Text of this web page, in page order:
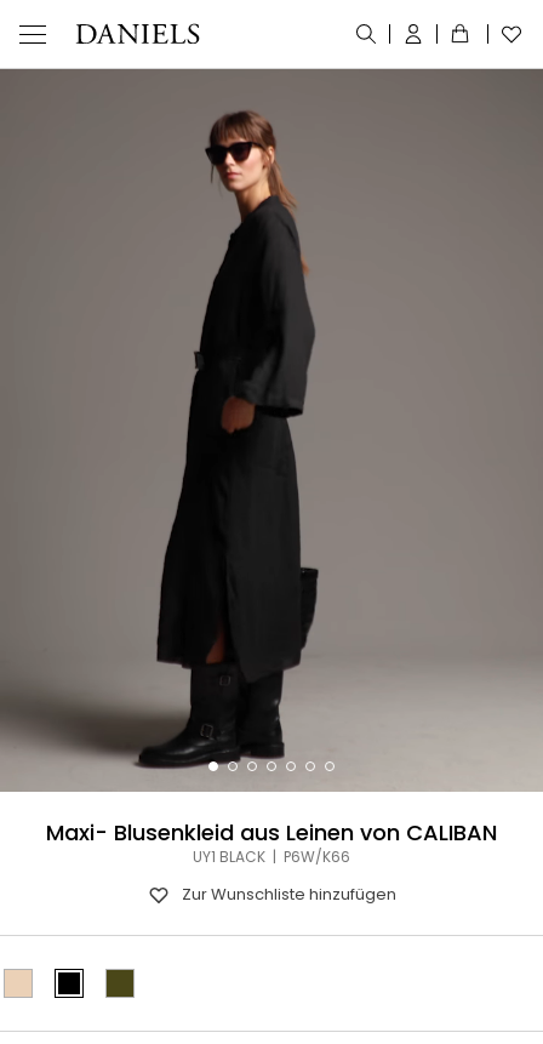
Maxi- Blusenkleid aus Leinen von CALIBAN
UY1 BLACK | P6W/K66
Zur Wunschliste hinzufügen